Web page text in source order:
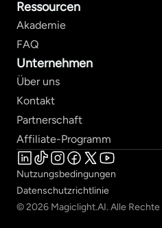
Ressourcen
Akademie
FAQ
Unternehmen
Über uns
Kontakt
Partnerschaft
Affiliate-Programm
Nutzungsbedingungen
Datenschutzrichtlinie
© 2026 Magiclight.AI. Alle Rechte